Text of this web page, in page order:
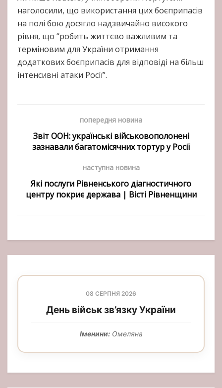
наголосили, що використання цих боєприпасів
на полі бою досягло надзвичайно високого
рівня, що “робить життєво важливим та
терміновим для України отримання
додаткових боєприпасів для відповіді на більш
інтенсивні атаки Росії”.
попередня новина
Звіт ООН: українські військовополонені
зазнавали багатомісячних тортур у Росії
наступна новина
Які послуги Рівненського діагностичного
центру покриє держава | Вісті Рівненщини
08 СЕРПНЯ 2026
День військ зв’язку України
Іменини:Омеляна